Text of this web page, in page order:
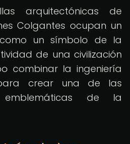
arquitectónicas de
Colgantes ocupan un
un símbolo de la
de una civilización
combinar la ingeniería
crear una de las
de la